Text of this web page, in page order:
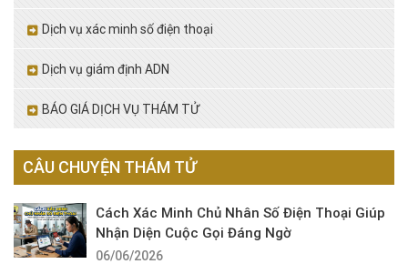
Dịch vụ xác minh số điện thoại
Dịch vụ giám định ADN
BÁO GIÁ DỊCH VỤ THÁM TỬ
CÂU CHUYỆN THÁM TỬ
Cách Xác Minh Chủ Nhân Số Điện Thoại Giúp
Nhận Diện Cuộc Gọi Đáng Ngờ
06/06/2026